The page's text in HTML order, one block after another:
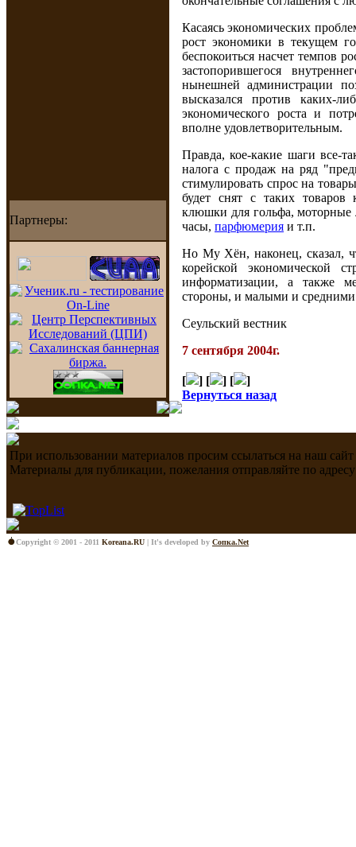
Касаясь экономических
рост экономики в текущем
беспокоиться насчет темпов
застопорившегося
нынешней администрации
высказался против каких-
экономического роста и
вполне удовлетворительным.
Правда, кое-какие шаги все-
налога с продаж на ряд
стимулировать спрос на
будет снят с таких
клюшки для гольфа, моторные
часы, парфюмерия и т.п.
Но Му Хён, наконец, сказал,
корейской экономической
информатизации, а также
стороны, и малыми и
Сеульский вестник
7 сентября 2004г.
[ ] [ ] [
]
Вернуться назад
Партнеры:
При использовании материалов просим ссылаться на наш
Материалы для публикации, пожелания отправляйте по
Copyright © 2001 - 2011 Koreana.RU | It's developed by Сопка.Net